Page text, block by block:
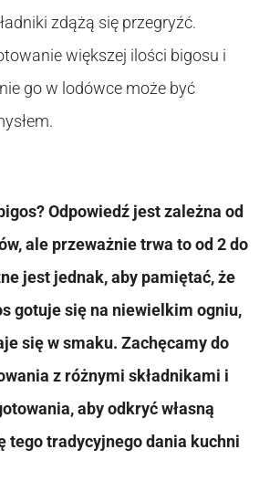
zdążą się przegryźć.
większej ilości bigosu i
go w lodówce może być
Odpowiedź jest zależna od
ale przeważnie trwa to od 2 do
jest jednak, aby pamiętać, że
gotuje się na niewielkim ogniu,
się w smaku. Zachęcamy do
z różnymi składnikami i
aby odkryć własną
tego tradycyjnego dania kuchni